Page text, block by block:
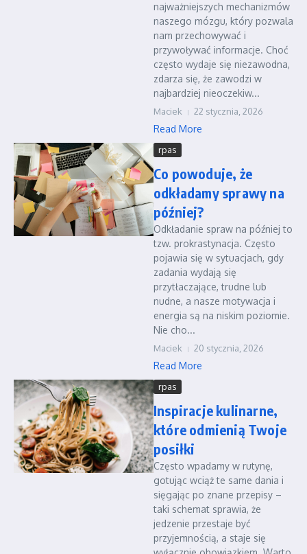
najważniejszych mechanizmów
naszego mózgu, który pozwala
nam przechowywać i
przywoływać informacje. Choć
często wydaje się niezawodna,
zdarza się, że zawodzi w
najbardziej nieoczekiw...
Maciek 22 stycznia, 2026
Read More
rpas
Co powoduje, że
odkładamy sprawy na
później?
Odkładanie spraw na później to
tzw. prokrastynacja. Często
pojawia się w sytuacjach, gdy
zadania wydają się
przytłaczające, trudne lub
nudne, a nasze motywacja i
energia są na niskim poziomie.
Nie cho...
Maciek 20 stycznia, 2026
Read More
rpas
Inspiracje kulinarne,
które odmienią Twoje
posiłki
Często wpadamy w rutynę,
gotując wciąż te same dania i
sięgając po znane przepisy –
taki schemat sprawia, że
jedzenie przestaje być
przyjemnością, a staje się